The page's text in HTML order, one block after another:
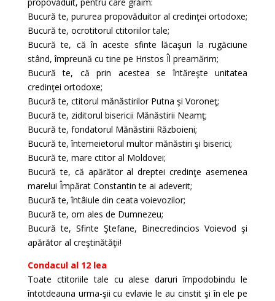
Bucură te, pururea propovăduitor al credinţei ortodoxe;
Bucură te, ocrotitorul ctitoriilor tale;
Bucură te, că în aceste sfinte lăcaşuri la rugăciune
stând, împreună cu tine pe Hristos Îl preamărim;
Bucură te, că prin acestea se întăreşte unitatea
credinţei ortodoxe;
Bucură te, ctitorul mănăstirilor Putna şi Voroneţ;
Bucură te, ziditorul bisericii Mănăstirii Neamţ;
Bucură te, fondatorul Mănăstirii Războieni;
Bucură te, întemeietorul multor mănăstiri şi biserici;
Bucură te, mare ctitor al Moldovei;
Bucură te, că apărător al dreptei credinţe asemenea
marelui Împărat Constantin te ai adeverit;
Bucură te, întâiule din ceata voievozilor;
Bucură te, om ales de Dumnezeu;
Bucură te, Sfinte Ştefane, Binecredincios Voievod şi
apărător al creştinătăţii!
Condacul al 12 lea
Toate ctitoriile tale cu alese daruri împodobindu le
întotdeauna urma-şii cu evlavie le au cinstit şi în ele pe